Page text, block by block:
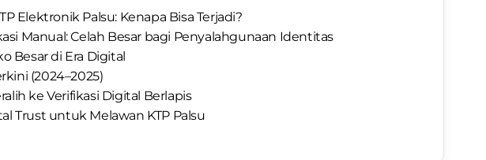
Elektronik Palsu: Kenapa Bisa Terjadi?
Manual: Celah Besar bagi Penyalahgunaan Identitas
Besar di Era Digital
(2024–2025)
ke Verifikasi Digital Berlapis
Trust untuk Melawan KTP Palsu